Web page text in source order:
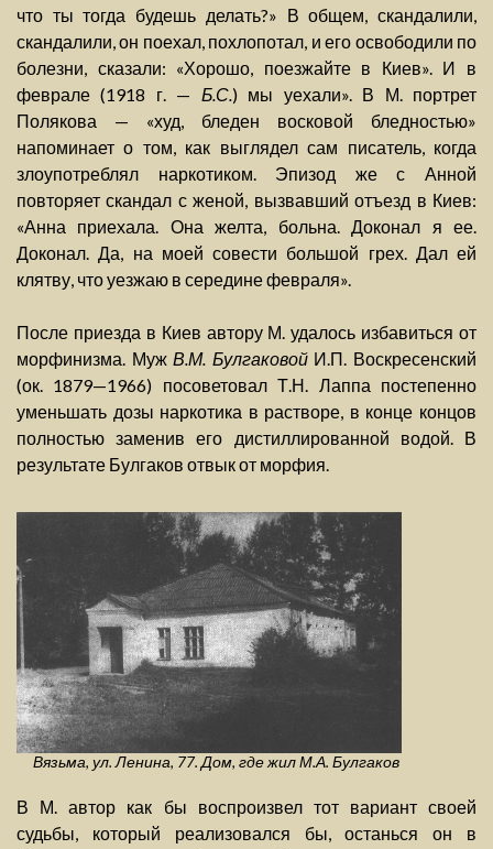
что ты тогда будешь делать?» В общем, скандалили,
скандалили, он поехал, похлопотал, и его освободили по
болезни, сказали: «Хорошо, поезжайте в Киев». И в
феврале (1918 г. — Б.С.) мы уехали». В М. портрет
Полякова — «худ, бледен восковой бледностью»
напоминает о том, как выглядел сам писатель, когда
злоупотреблял наркотиком. Эпизод же с Анной
повторяет скандал с женой, вызвавший отъезд в Киев:
«Анна приехала. Она желта, больна. Доконал я ее.
Доконал. Да, на моей совести большой грех. Дал ей
клятву, что уезжаю в середине февраля».
После приезда в Киев автору М. удалось избавиться от
морфинизма. МужВ.М. БулгаковойИ.П. Воскресенский
(ок. 1879—1966) посоветовал Т.Н. Лаппа постепенно
уменьшать дозы наркотика в растворе, в конце концов
полностью заменив его дистиллированной водой. В
результате Булгаков отвык от морфия.
Вязьма, ул. Ленина, 77. Дом, где жил М.А. Булгаков
В М. автор как бы воспроизвел тот вариант своей
судьбы, который реализовался бы, останься он в